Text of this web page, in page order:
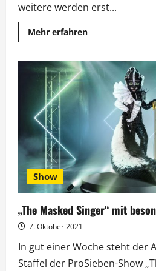
weitere werden erst...
Mehr erfahrenMehr
Informationen
Masked
Singer“
startet
Álvaro
Soler
dem
„Phönix“
Show
„The Masked Singer“ mit
7. Oktober 2021
In gut einer Woche steht der
Staffel der ProSieben-Show